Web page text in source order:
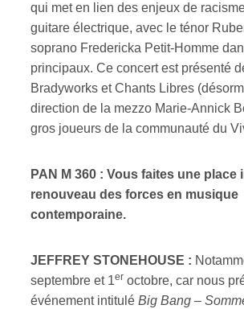
qui met en lien des enjeux de
guitare électrique, avec le ténor
soprano Fredericka Petit-Homme
principaux. Ce concert est présenté
Bradyworks et Chants Libres
direction de la mezzo Marie-Annick
gros joueurs de la communauté du
PAN M 360 : Vous faites une place
renouveau des forces en musique
contemporaine.
JEFFREY STONEHOUSE :
septembre et 1er octobre, car nous
événement intitulé Big Bang –